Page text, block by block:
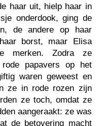
haar uit, hielp haar in
onderdook, ging de
de andere op haar
borst, maar Elisa
merken. Zodra ze
papavers op het
waren geweest en
ze in rode rozen zijn
ze toch, omdat ze
aangeraakt: ze was
de betovering macht